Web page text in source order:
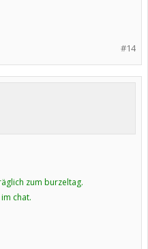
#14
zum burzeltag.
chat.